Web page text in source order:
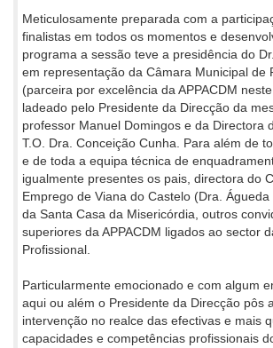
Meticulosamente preparada com a
finalistas em todos os momentos e
programa a sessão teve a presidência do
em representação da Câmara Municipal de
(parceira por excelência da APPACDM
ladeado pelo Presidente da Direcção da
professor Manuel Domingos e da Directora
T.O. Dra. Conceição Cunha. Para além de
e de toda a equipa técnica de
igualmente presentes os pais, directora do
Emprego de Viana do Castelo (Dra.
da Santa Casa da Misericórdia, outros
superiores da APPACDM ligados ao sector
Profissional.
Particularmente emocionado e com algum
aqui ou além o Presidente da Direcção pôs
intervenção no realce das efectivas e mais
capacidades e competências profissionais